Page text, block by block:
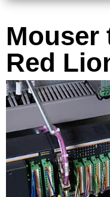
Mouser
Red